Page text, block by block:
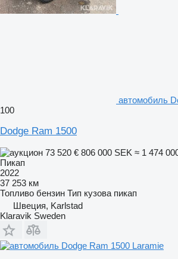
автомобиль
100
Dodge Ram 1500
73 520 € 806 000 SEK ≈ 1 474
Пикап
2022
37 253 км
Топливо бензин Тип кузова пикап
Швеция, Karlstad
Klaravik Sweden